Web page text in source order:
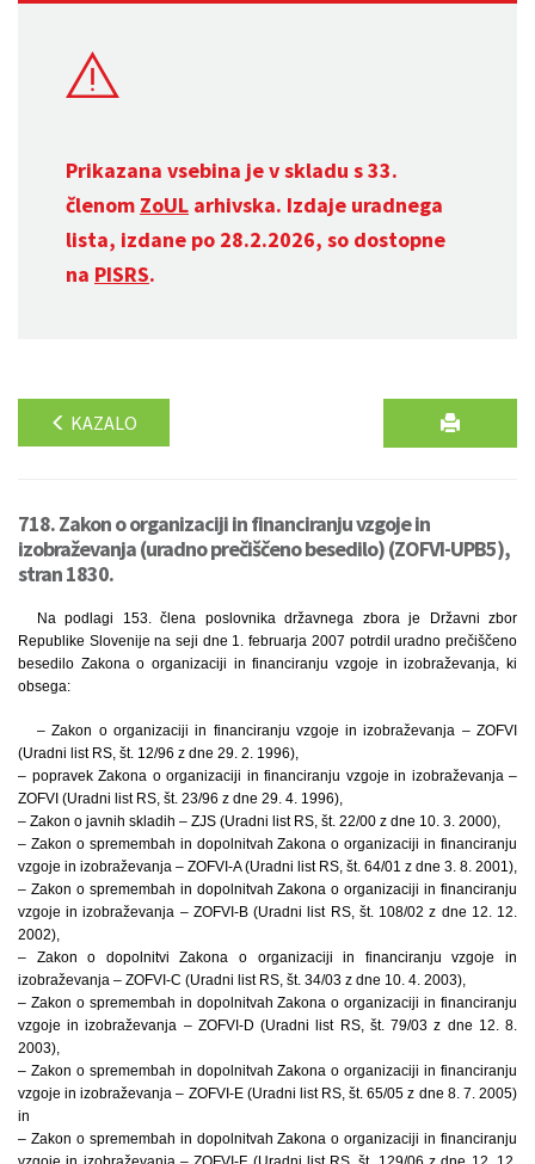
Prikazana vsebina je v skladu s 33.
členom ZoUL arhivska. Izdaje uradnega
lista, izdane po 28.2.2026, so dostopne
na PISRS.
KAZALO
718. Zakon o organizaciji in financiranju vzgoje in
izobraževanja (uradno prečiščeno besedilo) (ZOFVI-UPB5),
stran 1830.
Na podlagi 153. člena poslovnika državnega zbora je Državni zbor
Republike Slovenije na seji dne 1. februarja 2007 potrdil uradno prečiščeno
besedilo Zakona o organizaciji in financiranju vzgoje in izobraževanja, ki
obsega:
– Zakon o organizaciji in financiranju vzgoje in izobraževanja – ZOFVI
(Uradni list RS, št. 12/96 z dne 29. 2. 1996),
– popravek Zakona o organizaciji in financiranju vzgoje in izobraževanja –
ZOFVI (Uradni list RS, št. 23/96 z dne 29. 4. 1996),
– Zakon o javnih skladih – ZJS (Uradni list RS, št. 22/00 z dne 10. 3. 2000),
– Zakon o spremembah in dopolnitvah Zakona o organizaciji in financiranju
vzgoje in izobraževanja – ZOFVI-A (Uradni list RS, št. 64/01 z dne 3. 8. 2001),
– Zakon o spremembah in dopolnitvah Zakona o organizaciji in financiranju
vzgoje in izobraževanja – ZOFVI-B (Uradni list RS, št. 108/02 z dne 12. 12.
2002),
– Zakon o dopolnitvi Zakona o organizaciji in financiranju vzgoje in
izobraževanja – ZOFVI-C (Uradni list RS, št. 34/03 z dne 10. 4. 2003),
– Zakon o spremembah in dopolnitvah Zakona o organizaciji in financiranju
vzgoje in izobraževanja – ZOFVI-D (Uradni list RS, št. 79/03 z dne 12. 8.
2003),
– Zakon o spremembah in dopolnitvah Zakona o organizaciji in financiranju
vzgoje in izobraževanja – ZOFVI-E (Uradni list RS, št. 65/05 z dne 8. 7. 2005)
in
– Zakon o spremembah in dopolnitvah Zakona o organizaciji in financiranju